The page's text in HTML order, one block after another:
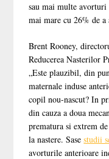
sau mai multe avorturi
mai mare cu 26% de
Brent Rooney,
Reducerea Nasterilor
„Este plauzibil, din
maternale induse
copil nou-nascut? In
din cauza a doua
prematura si extrem
la nastere. Sasestudii
avorturile anterioare